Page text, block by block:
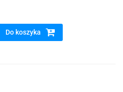
Do koszyka